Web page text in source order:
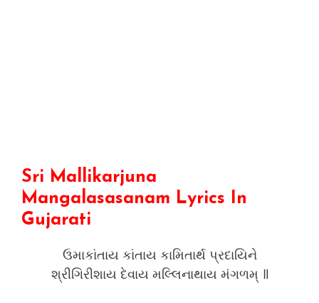
Sri Mallikarjuna
Mangalasasanam Lyrics In
Gujarati
ઉમાકાંતાય કાંતાય કામિતાર્થ પ્રદાયિને
શ્રીગિરીશાય દેવાય મલ્લિનાથાય મંગળમ્ ॥